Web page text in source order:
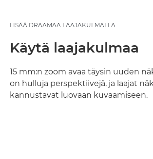
LISÄÄ DRAAMAA LAAJAKULMALLA
Käytä laajakulmaa
15 mm:n zoom avaa täysin uuden
on hulluja perspektiivejä, ja laajat
kannustavat luovaan kuvaamiseen.